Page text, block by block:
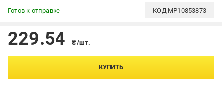
Готов к отправке КОД MP10853873
229.54 ₴/шт.
КУПИТЬ